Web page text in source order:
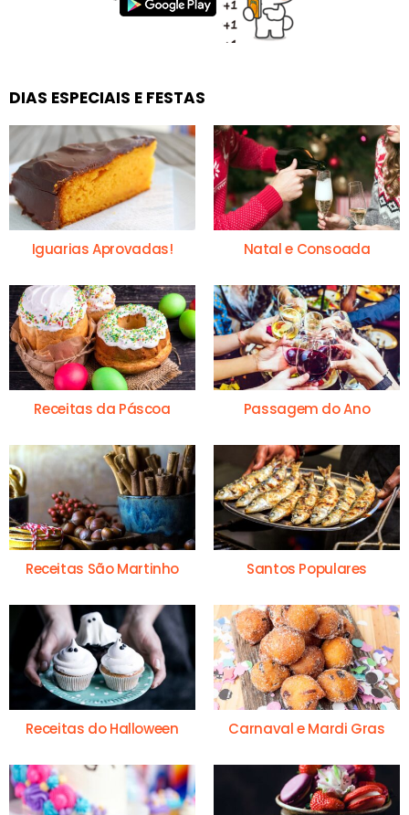
DIAS ESPECIAIS E FESTAS
Iguarias Aprovadas! Natal e Consoada
Receitas da Páscoa Passagem do Ano
Receitas São Martinho Santos Populares
Receitas do Halloween Carnaval e Mardi Gras